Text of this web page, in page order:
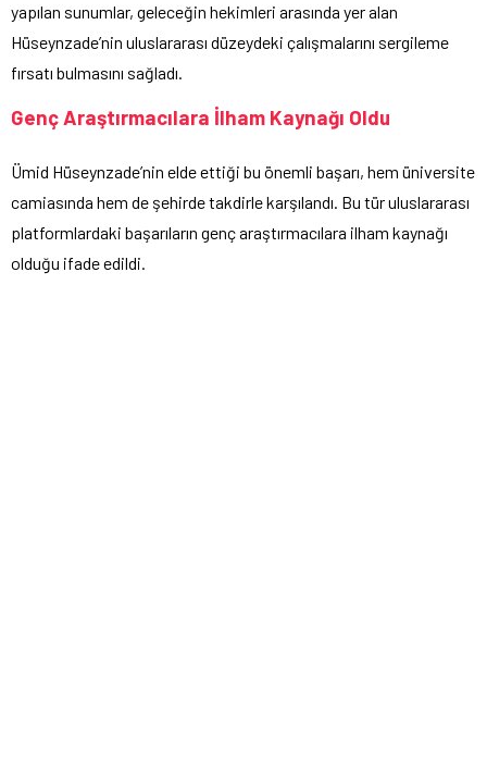
yapılan sunumlar, geleceğin hekimleri arasında yer alan
Hüseynzade’nin uluslararası düzeydeki çalışmalarını sergileme
fırsatı bulmasını sağladı.
Genç Araştırmacılara İlham Kaynağı Oldu
Ümid Hüseynzade’nin elde ettiği bu önemli başarı, hem üniversite
camiasında hem de şehirde takdirle karşılandı. Bu tür uluslararası
platformlardaki başarıların genç araştırmacılara ilham kaynağı
olduğu ifade edildi.